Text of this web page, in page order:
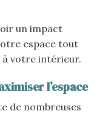
un impact
espace tout
à votre intérieur.
l’espace
de nombreuses